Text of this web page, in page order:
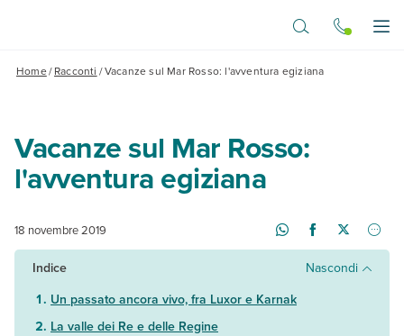
Home/Racconti /Vacanze sul Mar Rosso: l'avventura egiziana
Vacanze sul Mar Rosso:
l'avventura egiziana
18 novembre 2019
Indice
Nascondi
Un passato ancora vivo, fra Luxor e Karnak
La valle dei Re e delle Regine